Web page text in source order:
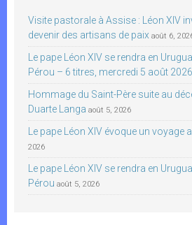
Visite pastorale à Assise : Léon XIV
devenir des artisans de paix août 6,
Le pape Léon XIV se rendra en
Pérou – 6 titres, mercredi 5 août 2026
Hommage du Saint-Père suite au
Duarte Langa août 5, 2026
Le pape Léon XIV évoque un voyage
2026
Le pape Léon XIV se rendra en
Pérou août 5, 2026